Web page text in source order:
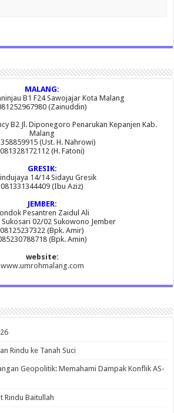
MALANG:
B1 F24 Sawojajar Kota Malang
(Zainuddin)
B2 Jl. Diponegoro Penarukan Kepanjen Kab.
Malang
(Ust. H. Nahrowi)
081328172112 (H. Fatoni)
GRESIK:
14/14 Sidayu Gresik
081331344409 (Ibu Aziz)
JEMBER:
Pesantren Zaidul Ali
Sukosari 02/02 Sukowono Jember
08125237322 (Bpk. Amir)
(Bpk. Amin)
website:
www.umrohmalang.com
Rindu ke Tanah Suci
Geopolitik: Memahami Dampak Konflik AS-
Rindu Baitullah